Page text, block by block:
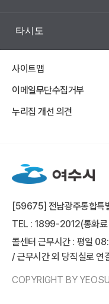
타시도
사이트맵
이메일무단수집거부
누리집 개선 의견
[59675] 전남광주통합특
TEL : 1899-2012(통화
콜센터 근무시간 : 평일
/ 근무시간 외 당직실로 연
COPYRIGHT BY